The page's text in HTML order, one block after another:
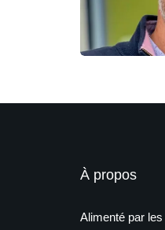
À propos
Alimenté par